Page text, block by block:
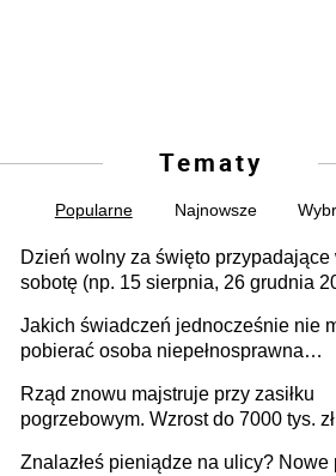
Tematy
Popularne Najnowsze
Dzień wolny za święto przypadające
sobotę (np. 15 sierpnia, 26 grudnia
pracodawcy (sektor prywatny i
publiczna), najczęstsze pytania
Jakich świadczeń jednocześnie nie
pobierać osoba niepełnosprawna
Rząd znowu majstruje przy zasiłku
pogrzebowym. Wzrost do 7000 tys.
Znalazłeś pieniądze na ulicy? Nowe